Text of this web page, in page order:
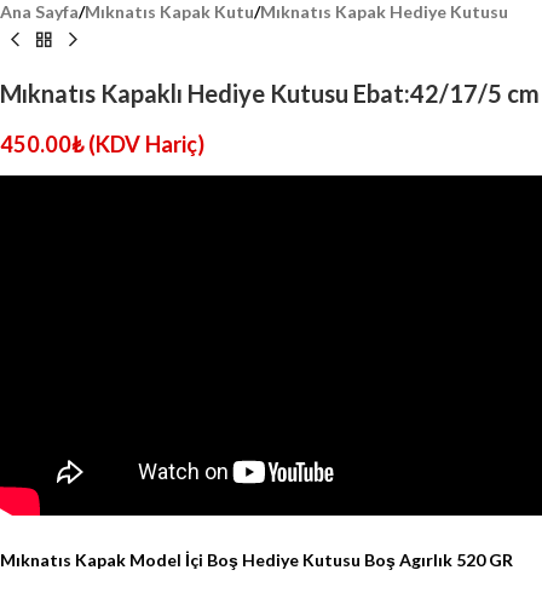
Ana Sayfa/Mıknatıs Kapak Kutu/Mıknatıs Kapak Hediye Kutusu
Mıknatıs Kapaklı Hediye Kutusu Ebat:42/17/5 cm
450.00₺ (KDV Hariç)
Mıknatıs Kapak Model İçi Boş Hediye Kutusu Boş Agırlık 520 GR